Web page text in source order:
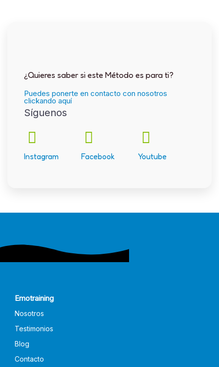
¿Quieres saber si este Método es para ti?
Puedes ponerte en contacto con nosotros
clickando aquí
Síguenos
Instagram Facebook Youtube
Emotraining
Nosotros
Testimonios
Blog
Contacto